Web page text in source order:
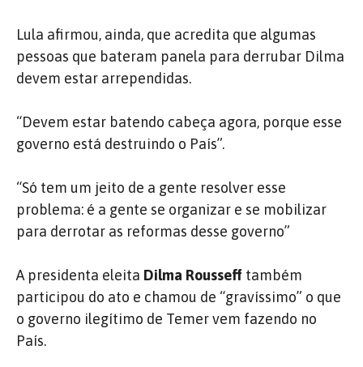
Lula afirmou, ainda, que acredita que algumas
pessoas que bateram panela para derrubar Dilma
devem estar arrependidas.
“Devem estar batendo cabeça agora, porque esse
governo está destruindo o País”.
“Só tem um jeito de a gente resolver esse
problema: é a gente se organizar e se mobilizar
para derrotar as reformas desse governo”
A presidenta eleita Dilma Rousseff também
participou do ato e chamou de “gravíssimo” o que
o governo ilegítimo de Temer vem fazendo no
País.